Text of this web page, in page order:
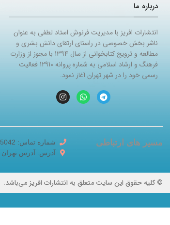
درباره ما
انتشارات افریز با مدیریت فرنوش استاد لطفی به عنوان
ناشر بخش خصوصی در راستای ارتقای دانش بشری و
مطالعه و ترویج کتابخوانی از سال 1394 با مجوز از وزارت
فرهنگ و ارشاد اسلامی به شماره پروانه 12910 فعالیت
رسمی خود را در شهر تهران آغاز نمود.
مسیر های ارتباطی شماره تماس: 02177165042 |02188518348
آدرس: آدرس تهران - خ
© کلیه حقوق این سایت متعلق به انتشارات افریز می‌باشد.